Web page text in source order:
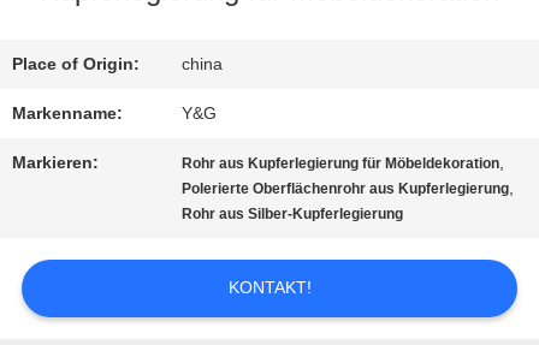
QUALITÄTSKONTROLLE
UNS
Place of Origin: china
Markenname: Y&G
Markieren: Rohr aus Kupferlegierung für Möbeldekoration,
Polerierte Oberflächenrohr aus Kupferlegierung,
Rohr aus Silber-Kupferlegierung
KONTAKT!